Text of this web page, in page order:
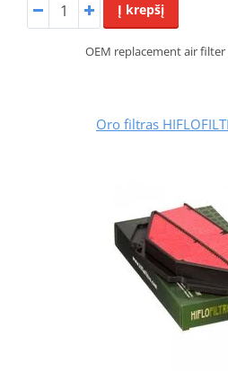
Į krepšį
OEM replacement air filter
Oro filtras